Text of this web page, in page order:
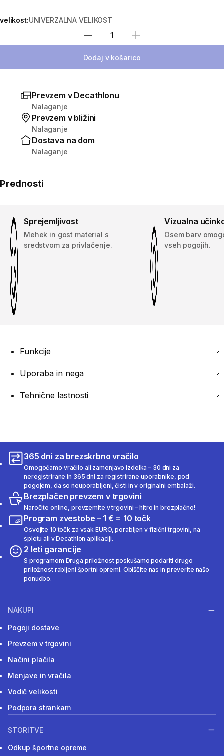
velikost:UNIVERZALNA VELIKOST
Izberite količino
Dodaj v košarico
Prevzem v Decathlonu
Nalaganje
Prevzem v bližini
Nalaganje
Dostava na dom
Nalaganje
Prednosti
Sprejemljivost
Mehek in gost material s
sredstvom za privlačenje.
Vizualna
Osem barv
vseh pogojih.
Funkcije
Uporaba in nega
Tehnične lastnosti
365 dni za brezskrbno vračilo
Omogočamo vračilo ali zamenjavo izdelka – 30 dni za
neregistrirane in 365 dni za registrirane uporabnike, pod
pogojem, da so neuporabljeni, čisti in v originalni embalaži.
Brezplačen prevzem v trgovini
Naročite online, prevzemite v trgovini – hitro in brezplačno!
Program zvestobe – 1 € = 10 točk
Osvojite 10 točk za vsak EURO, porabljen v fizični trgovini, na
spletu ali v Decathlon aplikaciji.
2 leti garancije
S programom Druga priložnost poskušamo podariti drugo
priložnost rabljeni športni opremi. Obiščite nas in preverite našo
ponudbo.
NAKUPI
Pogoji dostave
Prevzem v trgovini
Načini plačila
Menjave in vračila
Vodič velikosti
Podpora strankam
STORITVE
Odkup športne opreme